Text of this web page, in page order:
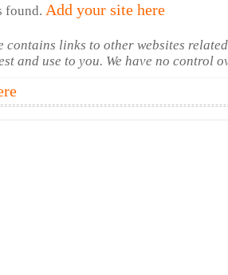
found. Add your site here
contains links to other websites
and use to you. We have no control